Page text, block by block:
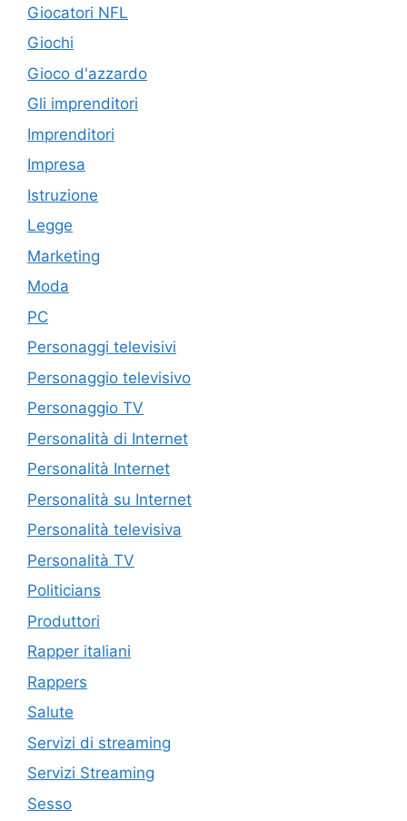
Giocatori NFL
Giochi
Gioco d'azzardo
Gli imprenditori
Imprenditori
Impresa
Istruzione
Legge
Marketing
Moda
PC
Personaggi televisivi
Personaggio televisivo
Personaggio TV
Personalità di Internet
Personalità Internet
Personalità su Internet
Personalità televisiva
Personalità TV
Politicians
Produttori
Rapper italiani
Rappers
Salute
Servizi di streaming
Servizi Streaming
Sesso